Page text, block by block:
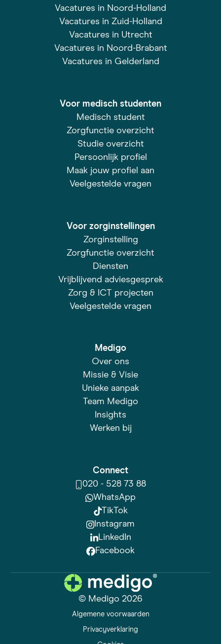
Vacatures in Noord-Holland
Vacatures in Zuid-Holland
Vacatures in Utrecht
Vacatures in Noord-Brabant
Vacatures in Gelderland
Voor medisch studenten
Medisch student
Zorgfunctie overzicht
Studie overzicht
Persoonlijk profiel
Maak jouw profiel aan
Veelgestelde vragen
Voor zorginstellingen
Zorginstelling
Zorgfunctie overzicht
Diensten
Vrijblijvend adviesgesprek
Zorg & ICT projecten
Veelgestelde vragen
Medigo
Over ons
Missie & Visie
Unieke aanpak
Team Medigo
Insights
Werken bij
Connect
020 - 528 73 88
WhatsApp
TikTok
Instagram
LinkedIn
Facebook
© Medigo 2026
Algemene voorwaarden
Privacyverklaring